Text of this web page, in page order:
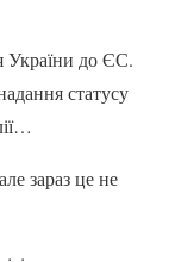
України до ЄС.
статусу
зараз це не